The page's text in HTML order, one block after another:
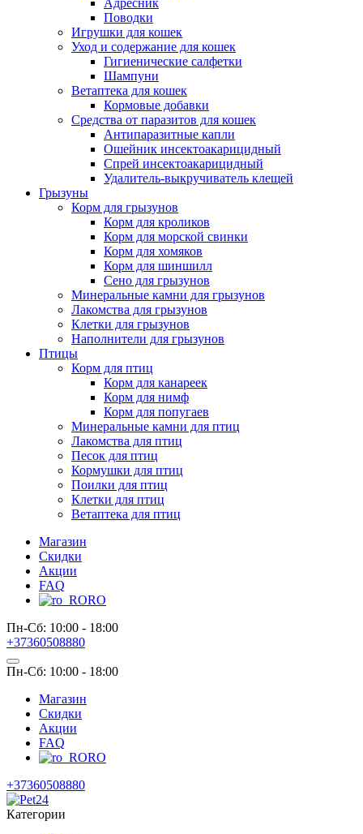
Адресник
Поводки
Игрушки для кошек
Уход и содержание для кошек
Гигиенические салфетки
Шампуни
Ветаптека для кошек
Кормовые добавки
Средства от паразитов для кошек
Антипаразитные капли
Ошейник инсектоакарицидный
Спрей инсектоакарицидный
Удалитель-выкручиватель клещей
Грызуны
Корм для грызунов
Корм для кроликов
Корм для морской свинки
Корм для хомяков
Корм для шиншилл
Сено для грызунов
Минеральные камни для грызунов
Лакомства для грызунов
Клетки для грызунов
Наполнители для грызунов
Птицы
Корм для птиц
Корм для канареек
Корм для нимф
Корм для попугаев
Минеральные камни для птиц
Лакомства для птиц
Песок для птиц
Кормушки для птиц
Поилки для птиц
Клетки для птиц
Ветаптека для птиц
Магазин
Скидки
Акции
FAQ
RO
Пн-Сб: 10:00 - 18:00
+37360508880
Пн-Сб: 10:00 - 18:00
Магазин
Скидки
Акции
FAQ
RO
+37360508880
Категории